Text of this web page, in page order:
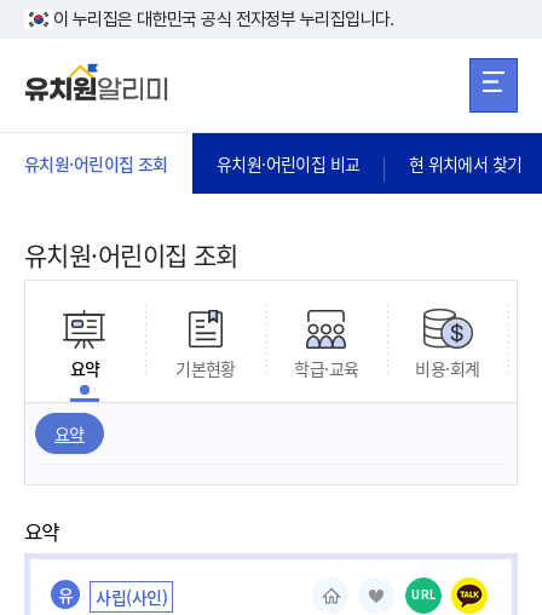
본문 바로가기
이 누리집은 대한민국 공식 전자정부 누리집입니다.
유치원·어린이집 조회 유치원·어린이집 비교 현 위치에서 찾기
유치원·어린이집 조회
요약 기본현황 학급·교육 비용·회계
요약
요약
유 사립(사인) URL